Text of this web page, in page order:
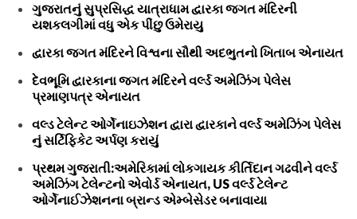
ગુજરાતનું સુપ્રસિદ્ધ યાત્રાધામ દ્વારકા જગત મંદિરની
યશકલગીમાં વધુ એક પીંછુ ઉમેરાયુ
દ્વારકા જગત મંદિરને વિશ્વના સૌથી અદભુતનો ખિતાબ એનાયત
દેવભૂમિ દ્વારકાના જગત મંદિરને વર્લ્ડ અમેઝિંગ પેલેસ
પ્રમાણપત્ર એનાયત
વલ્ડ ટેલેન્ટ ઓર્ગેનાઇઝેશન દ્વારા દ્વારકાને વર્લ્ડ અમેઝિંગ પેલેસ
નું સર્ટિફિકેટ અર્પણ કરાયું
પ્રથમ ગુજરાતી:અમેરિકામાં લોકગાયક કીર્તિદાન ગઢવીને વર્લ્ડ
અમેઝિંગ ટેલેન્ટનો એવોર્ડ એનાયત, US વર્લ્ડ ટેલેન્ટ
ઓર્ગેનાઈઝેશનના બ્રાન્ડ એમ્બેસેડર બનાવાયા